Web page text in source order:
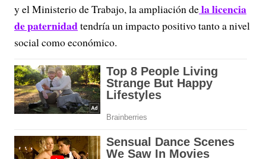
y el Ministerio de Trabajo, la ampliación dela licencia
de paternidadtendría un impacto positivo tanto a nivel
social como económico.